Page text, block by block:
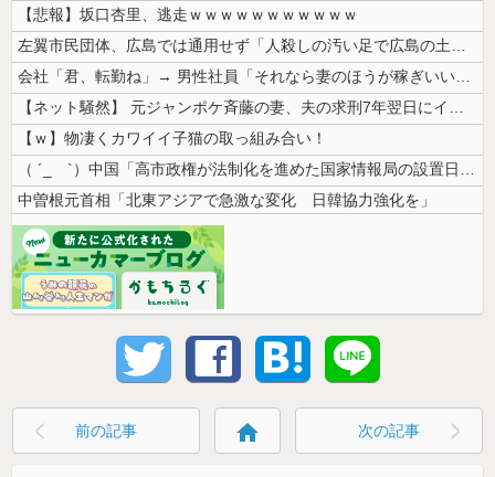
【悲報】坂口杏里、逃走ｗｗｗｗｗｗｗｗｗｗｗ
左翼市民団体、広島では通用せず「人殺しの汚い足で広島の土を踏むな！」→...
会社「君、転勤ね」→ 男性社員「それなら妻のほうが稼ぎいいんで辞めます...
【ネット騒然】 元ジャンポケ斉藤の妻、夫の求刑7年翌日にインスタ更新！...
【ｗ】物凄くカワイイ子猫の取っ組み合い！
（ ´_ゝ`）中国「高市政権が法制化を進めた国家情報局の設置日が7月3...
中曽根元首相「北東アジアで急激な変化 日韓協力強化を」
前の記事 home 次の記事